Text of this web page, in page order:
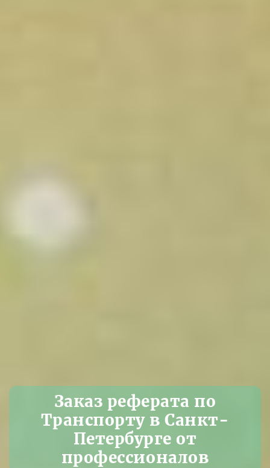
Заказ реферата по
Транспорту в Санкт-
Петербурге от
профессионалов